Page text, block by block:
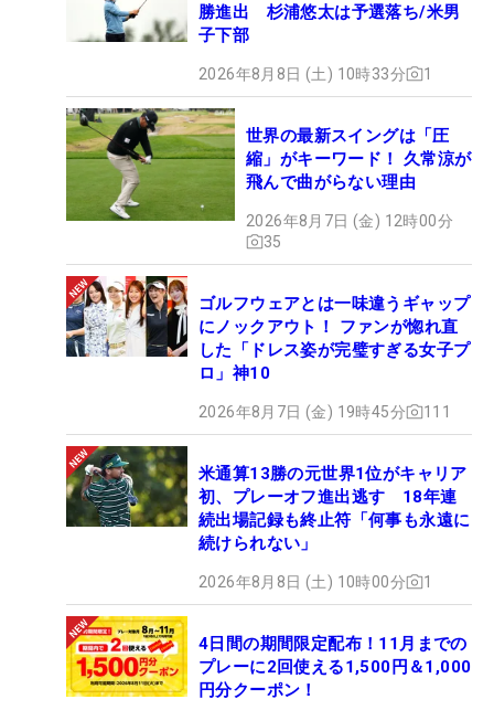
勝進出 杉浦悠太は予選落ち/米男
子下部
2026年8月8日 (土) 10時33分 1
世界の最新スイングは「圧
縮」がキーワード！ 久常涼が
飛んで曲がらない理由
2026年8月7日 (金) 12時00分
35
ゴルフウェアとは一味違うギャップ
にノックアウト！ ファンが惚れ直
した「ドレス姿が完璧すぎる女子プ
ロ」神10
2026年8月7日 (金) 19時45分 111
米通算13勝の元世界1位がキャリア
初、プレーオフ進出逃す 18年連
続出場記録も終止符「何事も永遠に
続けられない」
2026年8月8日 (土) 10時00分 1
4日間の期間限定配布！11月までの
プレーに2回使える1,500円＆1,000
円分クーポン！